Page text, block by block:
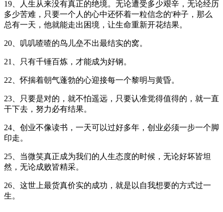
19、人生从来没有真正的绝境。无论遭受多少艰辛，无论经历
多少苦难，只要一个人的心中还怀着一粒信念的'种子，那么
总有一天，他就能走出困境，让生命重新开花结果。
20、叽叽喳喳的鸟儿垒不出最结实的窝。
21、只有千锤百炼，才能成为好钢。
22、怀揣着朝气蓬勃的心迎接每一个黎明与黄昏。
23、只要是对的，就不怕遥远，只要认准觉得值得的，就一直
干下去，努力必有结果。
24、创业不像读书，一天可以过好多年，创业必须一步一个脚
印走。
25、当微笑真正成为我们的人生态度的时候，无论好坏皆坦
然，无论成败皆精采。
26、这世上最货真价实的成功，就是以自我想要的方式过一
生。